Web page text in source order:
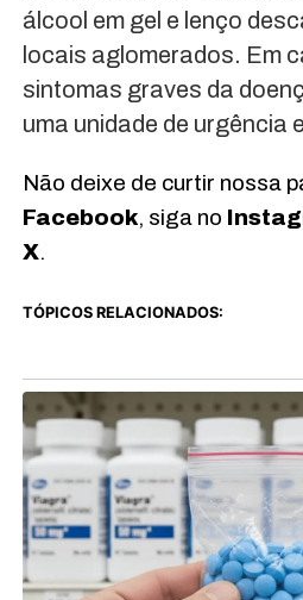
álcool em gel e lenço
locais aglomerados. Em
sintomas graves da
uma unidade de urgência
Não deixe de curtir nossa
Facebook, siga no
X.
TÓPICOS RELACIONADOS: